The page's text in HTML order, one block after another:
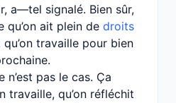
a—tel signalé. Bien sûr,
qu’on ait plein de droits
qu’on travaille pour bien
n’est pas le cas. Ça
travaille, qu’on réfléchit